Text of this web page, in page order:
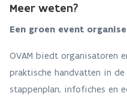
Meer weten?
Een groen event
OVAM biedt organisatoren
praktische handvatten in
stappenplan, infofiches en